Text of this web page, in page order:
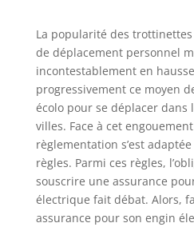
La popularité des
de déplacement personnel
incontestablement en
progressivement ce moyen
écolo pour se déplacer dans
villes. Face à cet
règlementation s’est
règles. Parmi ces règles,
souscrire une assurance
électrique fait débat. Alors,
assurance pour son engin